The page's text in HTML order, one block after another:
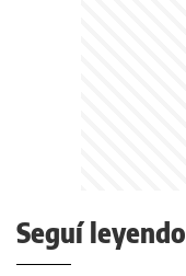
Seguí leyendo